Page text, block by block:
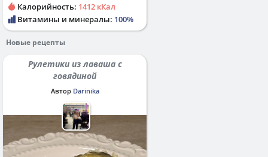
Калорийность: 1412 кКал
Витамины и минералы: 100%
Новые рецепты
Рулетики из лаваша с
говядиной
Автор Darinika